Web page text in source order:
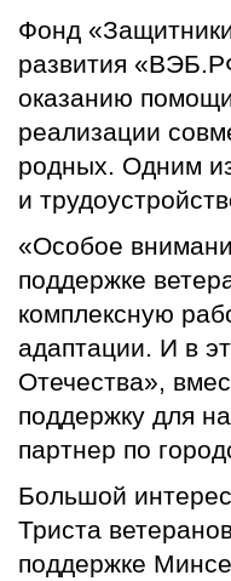
Фонд
развития
оказанию
реализации
родных. Одним
и
«Особое
поддержке
комплексную
адаптации. И в
Отечества»,
поддержку для
партнер по
Большой
Триста
поддержке